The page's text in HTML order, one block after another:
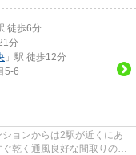
徒歩6分
分
」駅 徒歩12分
5-6
ョンからは2駅が近くにあ
乾く通風良好な間取りのマ